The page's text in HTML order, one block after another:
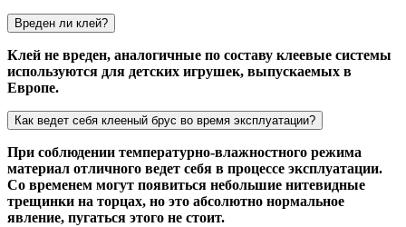
Вреден ли клей?
Клей не вреден, аналогичные по составу клеевые системы
используются для детских игрушек, выпускаемых в
Европе.
Как ведет себя клееный брус во время эксплуатации?
При соблюдении температурно-влажностного режима
материал отличного ведет себя в процессе эксплуатации.
Со временем могут появиться небольшие нитевидные
трещинки на торцах, но это абсолютно нормальное
явление, пугаться этого не стоит.